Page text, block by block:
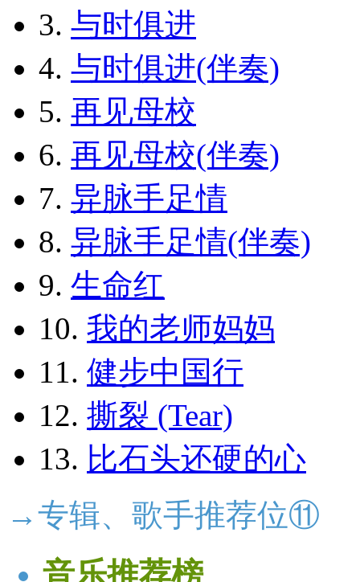
3. 与时俱进
4. 与时俱进(伴奏)
5. 再见母校
6. 再见母校(伴奏)
7. 异脉手足情
8. 异脉手足情(伴奏)
9. 生命红
10. 我的老师妈妈
11. 健步中国行
12. 撕裂 (Tear)
13. 比石头还硬的心
→专辑、歌手推荐位⑪
音乐推荐榜